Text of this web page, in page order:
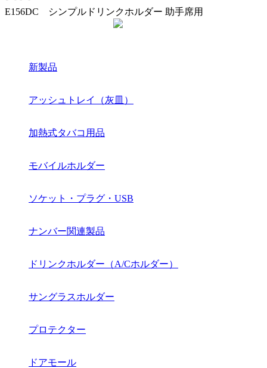
E156DC シンプルドリンクホルダー 助手席用
新製品
アッシュトレイ（灰皿）
加熱式タバコ用品
モバイルホルダー
ソケット・プラグ・USB
ナンバー関連製品
ドリンクホルダー（A/Cホルダー）
サングラスホルダー
プロテクター
ドアモール